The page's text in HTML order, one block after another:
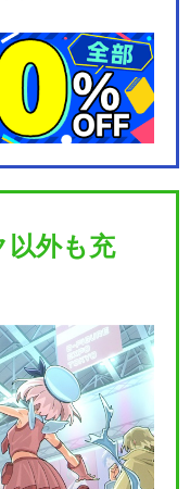
以外も充